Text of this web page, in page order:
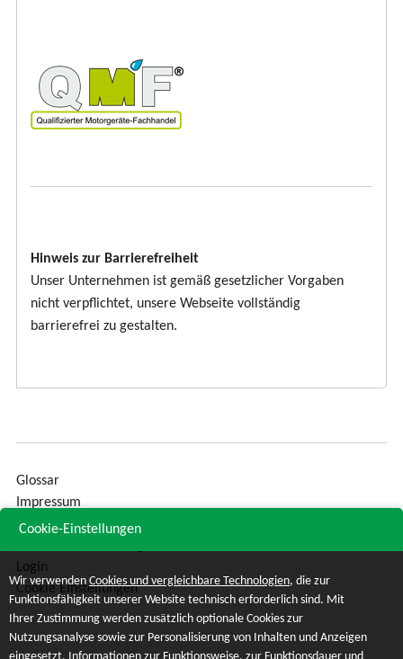
Hinweis zur Barrierefreiheit
Unser Unternehmen ist gemäß gesetzlicher Vorgaben
nicht verpflichtet, unsere Webseite vollständig
barrierefrei zu gestalten.
Glossar
Impressum
Sitemap
Login
Cookie Einstellungen
Cookie-Einstellungen
Wir verwenden Cookies und vergleichbare Technologien, die zur
Funktionsfähigkeit unserer Website technisch erforderlich sind. Mit
Ihrer Zustimmung werden zusätzlich optionale Cookies zur
Nutzungsanalyse sowie zur Personalisierung von Inhalten und Anzeigen